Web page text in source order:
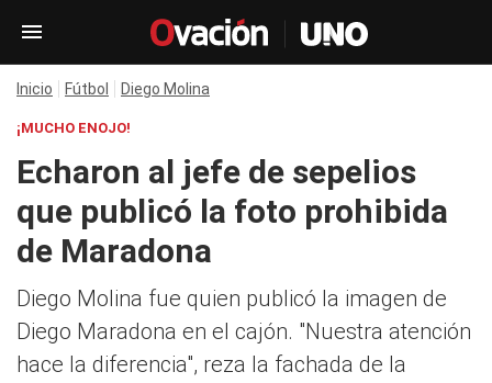
Inicio Fútbol Diego Molina
¡MUCHO ENOJO!
Echaron al jefe de sepelios
que publicó la foto prohibida
de Maradona
Diego Molina fue quien publicó la imagen de
Diego Maradona en el cajón. "Nuestra atención
hace la diferencia", reza la fachada de la